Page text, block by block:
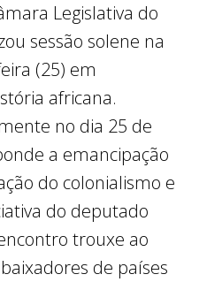
Legislativa do
sessão solene na
(25) em
africana.
no dia 25 de
a emancipação
do colonialismo e
do deputado
trouxe ao
de países